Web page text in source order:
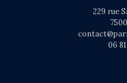
229 rue
06